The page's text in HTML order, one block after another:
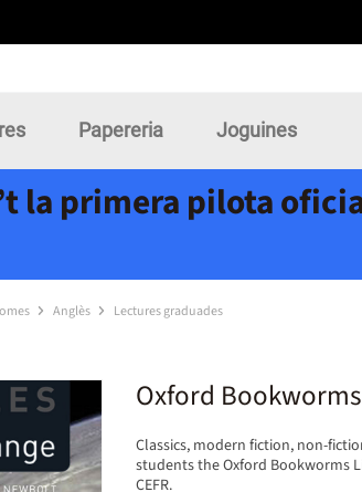
Papereria Joguines
la primera pilota
Anglès Lectures graduades
Oxford
Classics, modern fiction, non-
students the Oxford Bookworms
CEFR.